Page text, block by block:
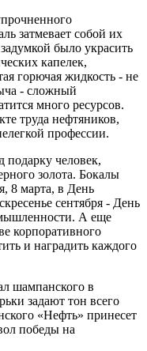
затмевает собой их
было украсить
капелек,
горючая жидкость - не
- сложный
много ресурсов.
труда нефтяников,
профессии.
подарку человек,
золота. Бокалы
8 марта, в День
сентября - День
А еще
корпоративного
и наградить каждого
шампанского в
задают тон всего
«Нефть» принесет
победы на